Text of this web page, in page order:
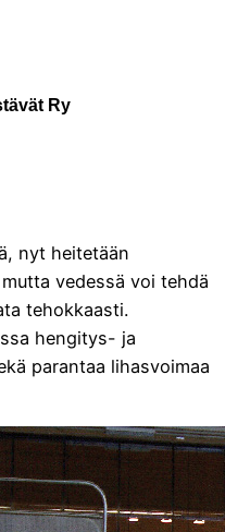
Ry
nyt heitetään
vedessä voi tehdä
tehokkaasti.
hengitys- ja
parantaa lihasvoimaa